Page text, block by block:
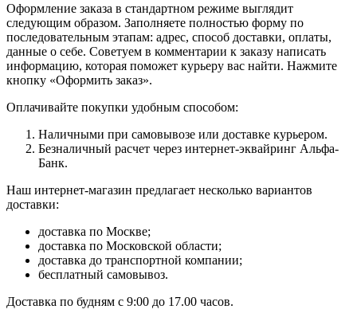
Оформление заказа в стандартном режиме выглядит
следующим образом. Заполняете полностью форму по
последовательным этапам: адрес, способ доставки, оплаты,
данные о себе. Советуем в комментарии к заказу написать
информацию, которая поможет курьеру вас найти. Нажмите
кнопку «Оформить заказ».
Оплачивайте покупки удобным способом:
Наличными при самовывозе или доставке курьером.
Безналичный расчет через интернет-эквайринг Альфа-
Банк.
Наш интернет-магазин предлагает несколько вариантов
доставки:
доставка по Москве;
доставка по Московской области;
доставка до транспортной компании;
бесплатный самовывоз.
Доставка по будням с 9:00 до 17.00 часов.